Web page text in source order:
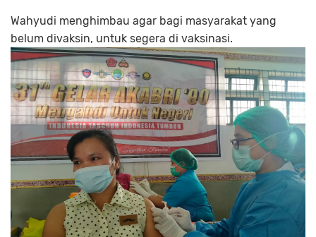
Wahyudi menghimbau agar bagi masyarakat yang
belum divaksin, untuk segera di vaksinasi.